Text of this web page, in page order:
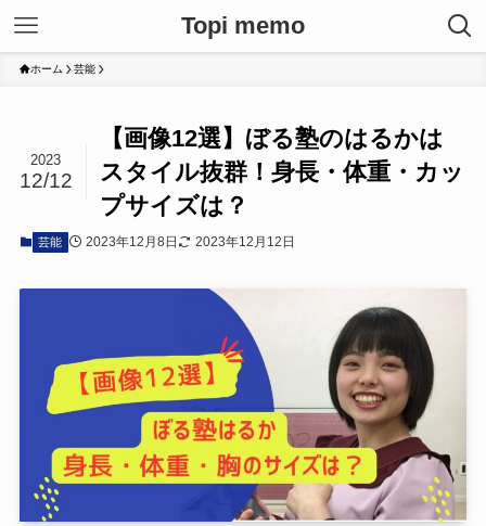
Topi memo
ホーム 芸能
【画像12選】ぼる塾のはるかは
スタイル抜群！身長・体重・カッ
プサイズは？
2023
12/12
芸能 2023年12月8日 2023年12月12日